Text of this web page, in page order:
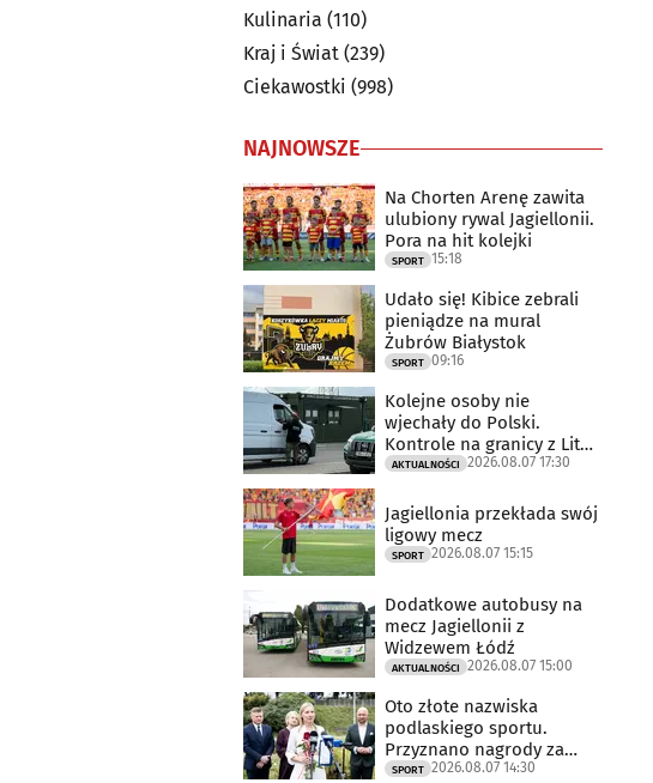
Kulinaria (110)
Kraj i Świat (239)
Ciekawostki (998)
NAJNOWSZE
Na Chorten Arenę zawita
ulubiony rywal Jagiellonii.
Pora na hit kolejki
SPORT 15:18
Udało się! Kibice zebrali
pieniądze na mural
Żubrów Białystok
SPORT 09:16
Kolejne osoby nie
wjechały do Polski.
Kontrole na granicy z Litwą
trwają
AKTUALNOŚCI 2026.08.07 17:30
Jagiellonia przekłada swój
ligowy mecz
SPORT 2026.08.07 15:15
Dodatkowe autobusy na
mecz Jagiellonii z
Widzewem Łódź
AKTUALNOŚCI 2026.08.07 15:00
Oto złote nazwiska
podlaskiego sportu.
Przyznano nagrody za
2025 rok
SPORT 2026.08.07 14:30